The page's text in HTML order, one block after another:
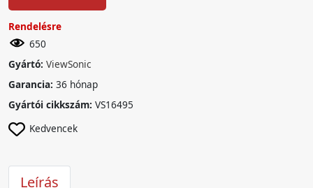
Rendelésre
650
Gyártó: ViewSonic
Garancia: 36 hónap
Gyártói cikkszám: VS16495
Kedvencek
Leírás